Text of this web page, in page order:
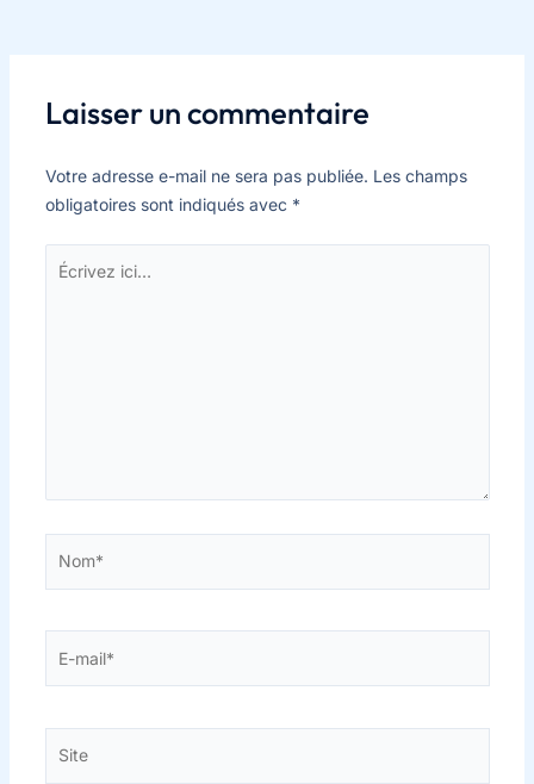
Laisser un commentaire
Votre adresse e-mail ne sera pas publiée. Les champs
obligatoires sont indiqués avec *
Écrivez
mail*